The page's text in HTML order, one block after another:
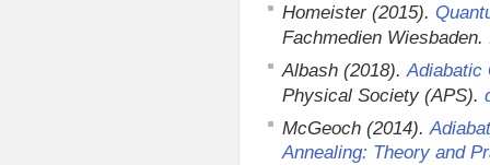
Homeister (2015).
Fachmedien
Albash (2018).Adiabatic
Physical Society (APS).
McGeoch (2014).
Annealing: Theory and